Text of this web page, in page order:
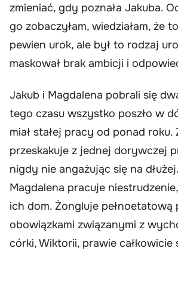
zmieniać, gdy poznała Jakuba.
go zobaczyłam, wiedziałam, że
pewien urok, ale był to rodzaj
maskował brak ambicji i
Jakub i Magdalena pobrali się
tego czasu wszystko poszło w
miał stałej pracy od ponad roku.
przeskakuje z jednej dorywczej
nigdy nie angażując się na
Magdalena pracuje
ich dom. Żongluje pełnoetatową
obowiązkami związanymi z
córki, Wiktorii, prawie całkowicie